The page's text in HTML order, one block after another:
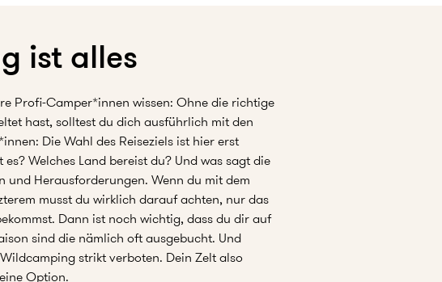
ist alles
Profi-Camper*innen wissen: Ohne die richtige
hast, solltest du dich ausführlich mit den
Die Wahl des Reiseziels ist hier erst
Welches Land bereist du? Und was sagt die
und Herausforderungen. Wenn du mit dem
musst du wirklich darauf achten, nur das
Dann ist noch wichtig, dass du dir auf
sind die nämlich oft ausgebucht. Und
strikt verboten. Dein Zelt also
Option.